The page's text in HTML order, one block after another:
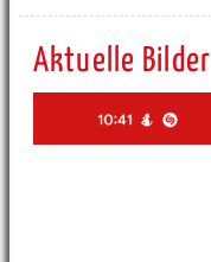
Aktuelle Bilder